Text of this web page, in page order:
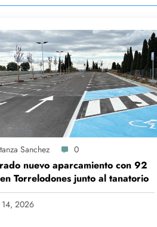
Sanchez 0
nuevo aparcamiento con 92
Torrelodones junto al tanatorio
14, 2026